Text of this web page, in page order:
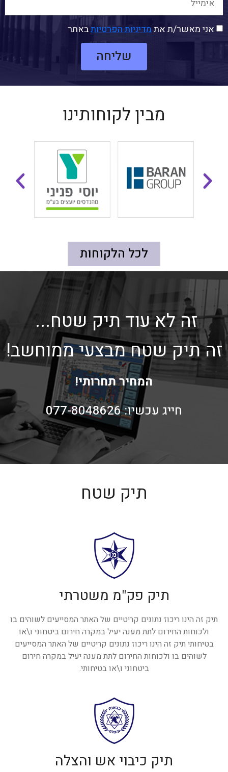
אני מאשר/ת אתמדיניות הפרטיותבאתר
שליחה
מבין לקוחותינו
לכל הלקוחות
זה לא עוד תיק שטח... ​
זה תיק שטח מבצעי ממוחשב!​
המחיר תחרותי!
חייג עכשיו: 077-8048626
תיק שטח
תיק פק"מ משטרתי
תיק זה הינו ריכוז נתונים קריטיים של האתר המסייעים לשוהים בו
ולכוחות החירום לתת מענה יעיל במקרה חירום ביטחוני ו\או
בטיחותי תיק זה הינו ריכוז נתונים קריטיים של האתר המסייעים
לשוהים בו ולכוחות החירום לתת מענה יעיל במקרה חירום
ביטחוני ו\או בטיחותי.
תיק כיבוי אש והצלה